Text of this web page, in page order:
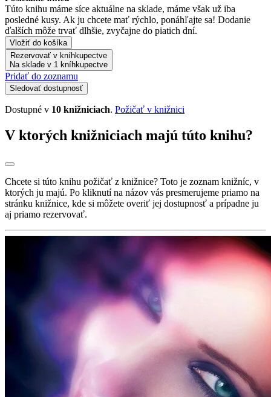
Túto knihu máme síce aktuálne na sklade, máme však už iba
posledné kusy. Ak ju chcete mať rýchlo, ponáhľajte sa! Dodanie
ďalších môže trvať dlhšie, zvyčajne do piatich dní.
Vložiť do košíka
Rezervovať v kníhkupectve
Na sklade v 1 kníhkupectve
Pridať do zoznamu
Sledovať dostupnosť
Dostupné v 10 knižniciach. Požičať v knižnici
V ktorých knižniciach majú túto knihu?
Chcete si túto knihu požičať z knižnice? Toto je zoznam knižníc, v
ktorých ju majú. Po kliknutí na názov vás presmerujeme priamo na
stránku knižnice, kde si môžete overiť jej dostupnosť a prípadne ju
aj priamo rezervovať.